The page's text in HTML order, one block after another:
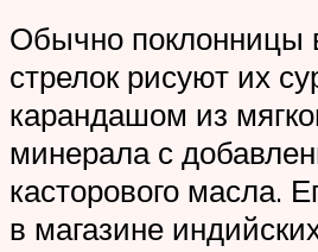
Обычно поклонницы
стрелок рисуют их
карандашом из
минерала с
касторового масла.
в магазине